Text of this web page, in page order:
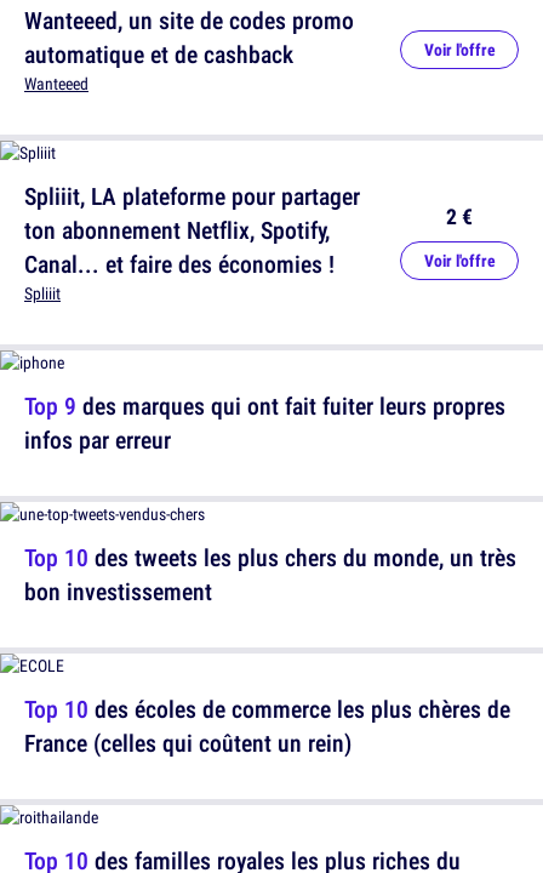
Wanteeed, un site de codes promo
automatique et de cashback
Wanteeed
Voir l'offre
Top 9 des marques qui ont fait fuiter leurs propres
infos par erreur
Top 10 des écoles de commerce les plus chères de
France (celles qui coûtent un rein)
Spliiit, LA plateforme pour partager
ton abonnement Netflix, Spotify,
Canal... et faire des économies !
Spliiit
2 €
Voir l'offre
Top 10 des tweets les plus chers du monde, un très
bon investissement
Top 10 des familles royales les plus riches du